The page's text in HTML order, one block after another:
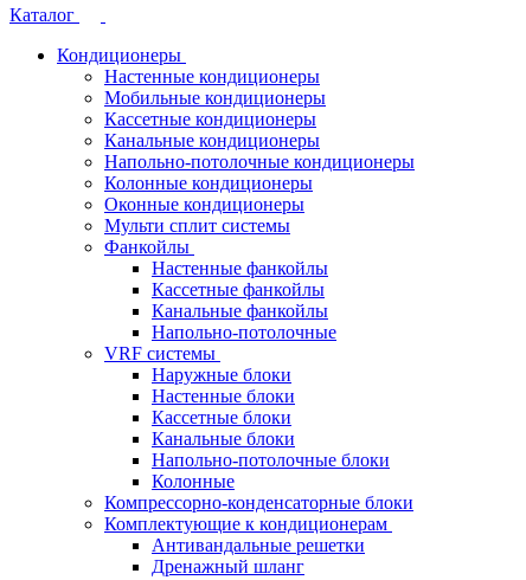
Каталог
Кондиционеры
Настенные кондиционеры
Мобильные кондиционеры
Кассетные кондиционеры
Канальные кондиционеры
Напольно-потолочные кондиционеры
Колонные кондиционеры
Оконные кондиционеры
Мульти сплит системы
Фанкойлы
Настенные фанкойлы
Кассетные фанкойлы
Канальные фанкойлы
Напольно-потолочные
VRF системы
Наружные блоки
Настенные блоки
Кассетные блоки
Канальные блоки
Напольно-потолочные блоки
Колонные
Компрессорно-конденсаторные блоки
Комплектующие к кондиционерам
Антивандальные решетки
Дренажный шланг